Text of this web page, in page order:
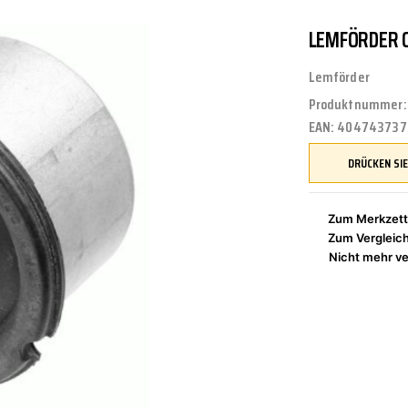
LEMFÖRDER
Lemförder
Produktnummer:
EAN:
Zum
Zum
Nicht mehr